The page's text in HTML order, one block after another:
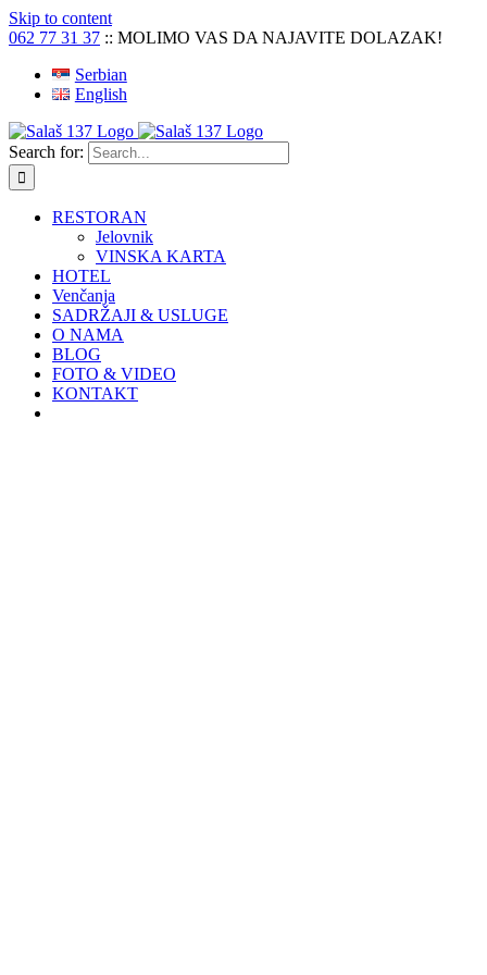
Skip to content
062 77 31 37 :: MOLIMO VAS DA NAJAVITE DOLAZAK!
Serbian
English
Search for:
RESTORAN
Jelovnik
VINSKA KARTA
HOTEL
Venčanja
SADRŽAJI & USLUGE
O NAMA
BLOG
FOTO & VIDEO
KONTAKT